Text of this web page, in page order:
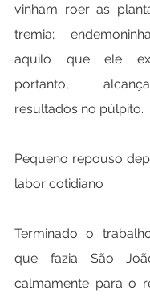
vinham roer as
tremia;
aquilo que ele
portanto,
resultados no púlpito.
Pequeno repouso
labor cotidiano
Terminado o
que fazia São
calmamente para o